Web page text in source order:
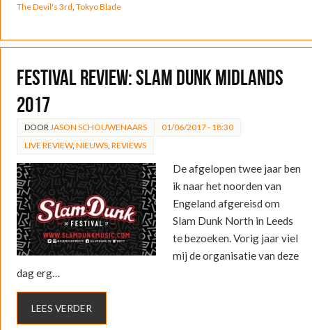
The Devil's 3rd Tokyo Blade
Festival Review: Slam Dunk Midlands
2017
DOOR JASON SCHOUWENAARS
01/06/2017 - 18:30
LIVE REVIEW, NIEUWS, REVIEWS
De afgelopen twee jaar ben
ik naar het noorden van
Engeland afgereisd om
Slam Dunk North in Leeds
te bezoeken. Vorig jaar viel
mij de organisatie van deze
dag erg…
LEES VERDER